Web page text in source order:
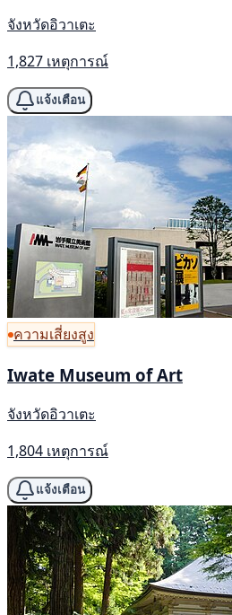
จังหวัดอิวาเตะ
1,827 เหตุการณ์
แจ้งเตือน
ความเสี่ยงสูง
Iwate Museum of Art
จังหวัดอิวาเตะ
1,804 เหตุการณ์
แจ้งเตือน